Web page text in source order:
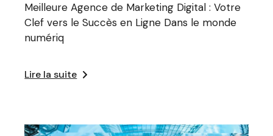
Meilleure Agence de Marketing Digital : Votre
Clef vers le Succès en Ligne Dans le monde
numériq
Lire la suite